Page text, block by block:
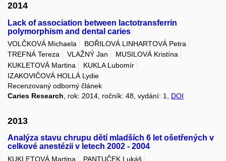
2014
Lack of association between lactotransferrin
polymorphism and dental caries
VOLČKOVÁ Michaela
BOŘILOVÁ LINHARTOVÁ Petra
TREFNÁ Tereza
VLAŽNÝ Jan
MUSILOVÁ Kristína
KUKLETOVÁ Martina
KUKLA Lubomír
IZAKOVIČOVÁ HOLLÁ Lydie
Recenzovaný odborný článek
Caries Research , rok: 2014, ročník: 48, vydání: 1, DOI
2013
Analýza stavu chrupu dětí mladších 6 let ošetřených v
celkové anestézii v letech 2002 - 2004
KUKLETOVÁ Martina PANTUČEK Lukáš